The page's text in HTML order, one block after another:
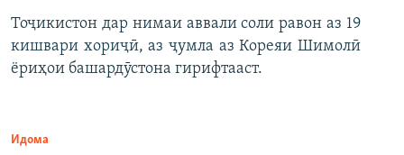
Тоҷикистон дар нимаи аввали соли равон аз 19
кишвари хориҷӣ, аз ҷумла аз Кореяи Шимолӣ
ёриҳои башардӯстона гирифтааст.
Идома